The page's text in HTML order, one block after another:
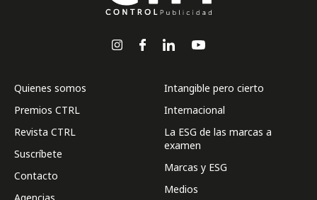
Quienes somos
Premios CTRL
Revista CTRL
Suscríbete
Contacto
Intangible pero cierto
Internacional
La ESG de las marcas a
examen
Marcas y ESG
Medios